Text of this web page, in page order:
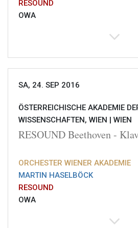
RESOUND
OWA
SA, 24. SEP 2016
ÖSTERREICHISCHE AKADEMIE
WISSENSCHAFTEN, WIEN | WIEN
RESOUND Beethoven -
ORCHESTER WIENER AKADEMIE
MARTIN HASELBÖCK
RESOUND
OWA